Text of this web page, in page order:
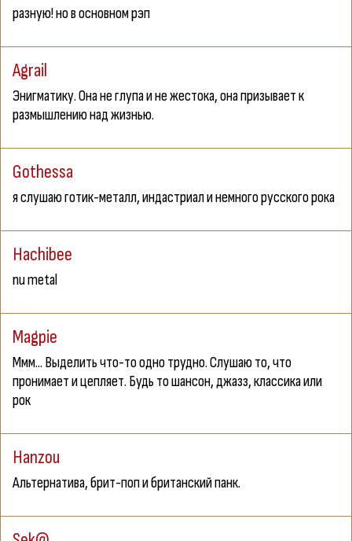
разную! но в основном рэп
Agrail
Энигматику. Она не глупа и не жестока, она призывает к
размышлению над жизнью.
Gothessa
я слушаю готик-металл, индастриал и немного русского рока
Hachibee
nu metal
Magpie
Ммм... Выделить что-то одно трудно. Слушаю то, что
пронимает и цепляет. Будь то шансон, джазз, классика или
рок
Hanzou
Альтернатива, брит-поп и британский панк.